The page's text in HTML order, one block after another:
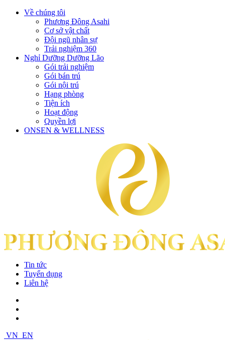
Về chúng tôi
Phương Đông Asahi
Cơ sở vật chất
Đội ngũ nhân sự
Trải nghiệm 360
Nghỉ Dưỡng Dưỡng Lão
Gói trải nghiệm
Gói bán trú
Gói nội trú
Hạng phòng
Tiện ích
Hoạt động
Quyền lợi
ONSEN & WELLNESS
Tin tức
Tuyển dụng
Liên hệ
VN EN